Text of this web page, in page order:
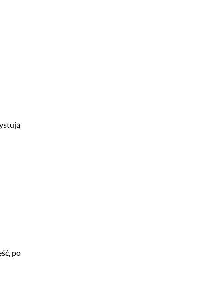
po